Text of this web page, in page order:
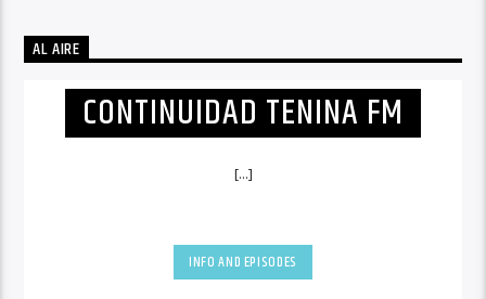
AL AIRE
CONTINUIDAD TENINA FM
[...]
INFO AND EPISODES